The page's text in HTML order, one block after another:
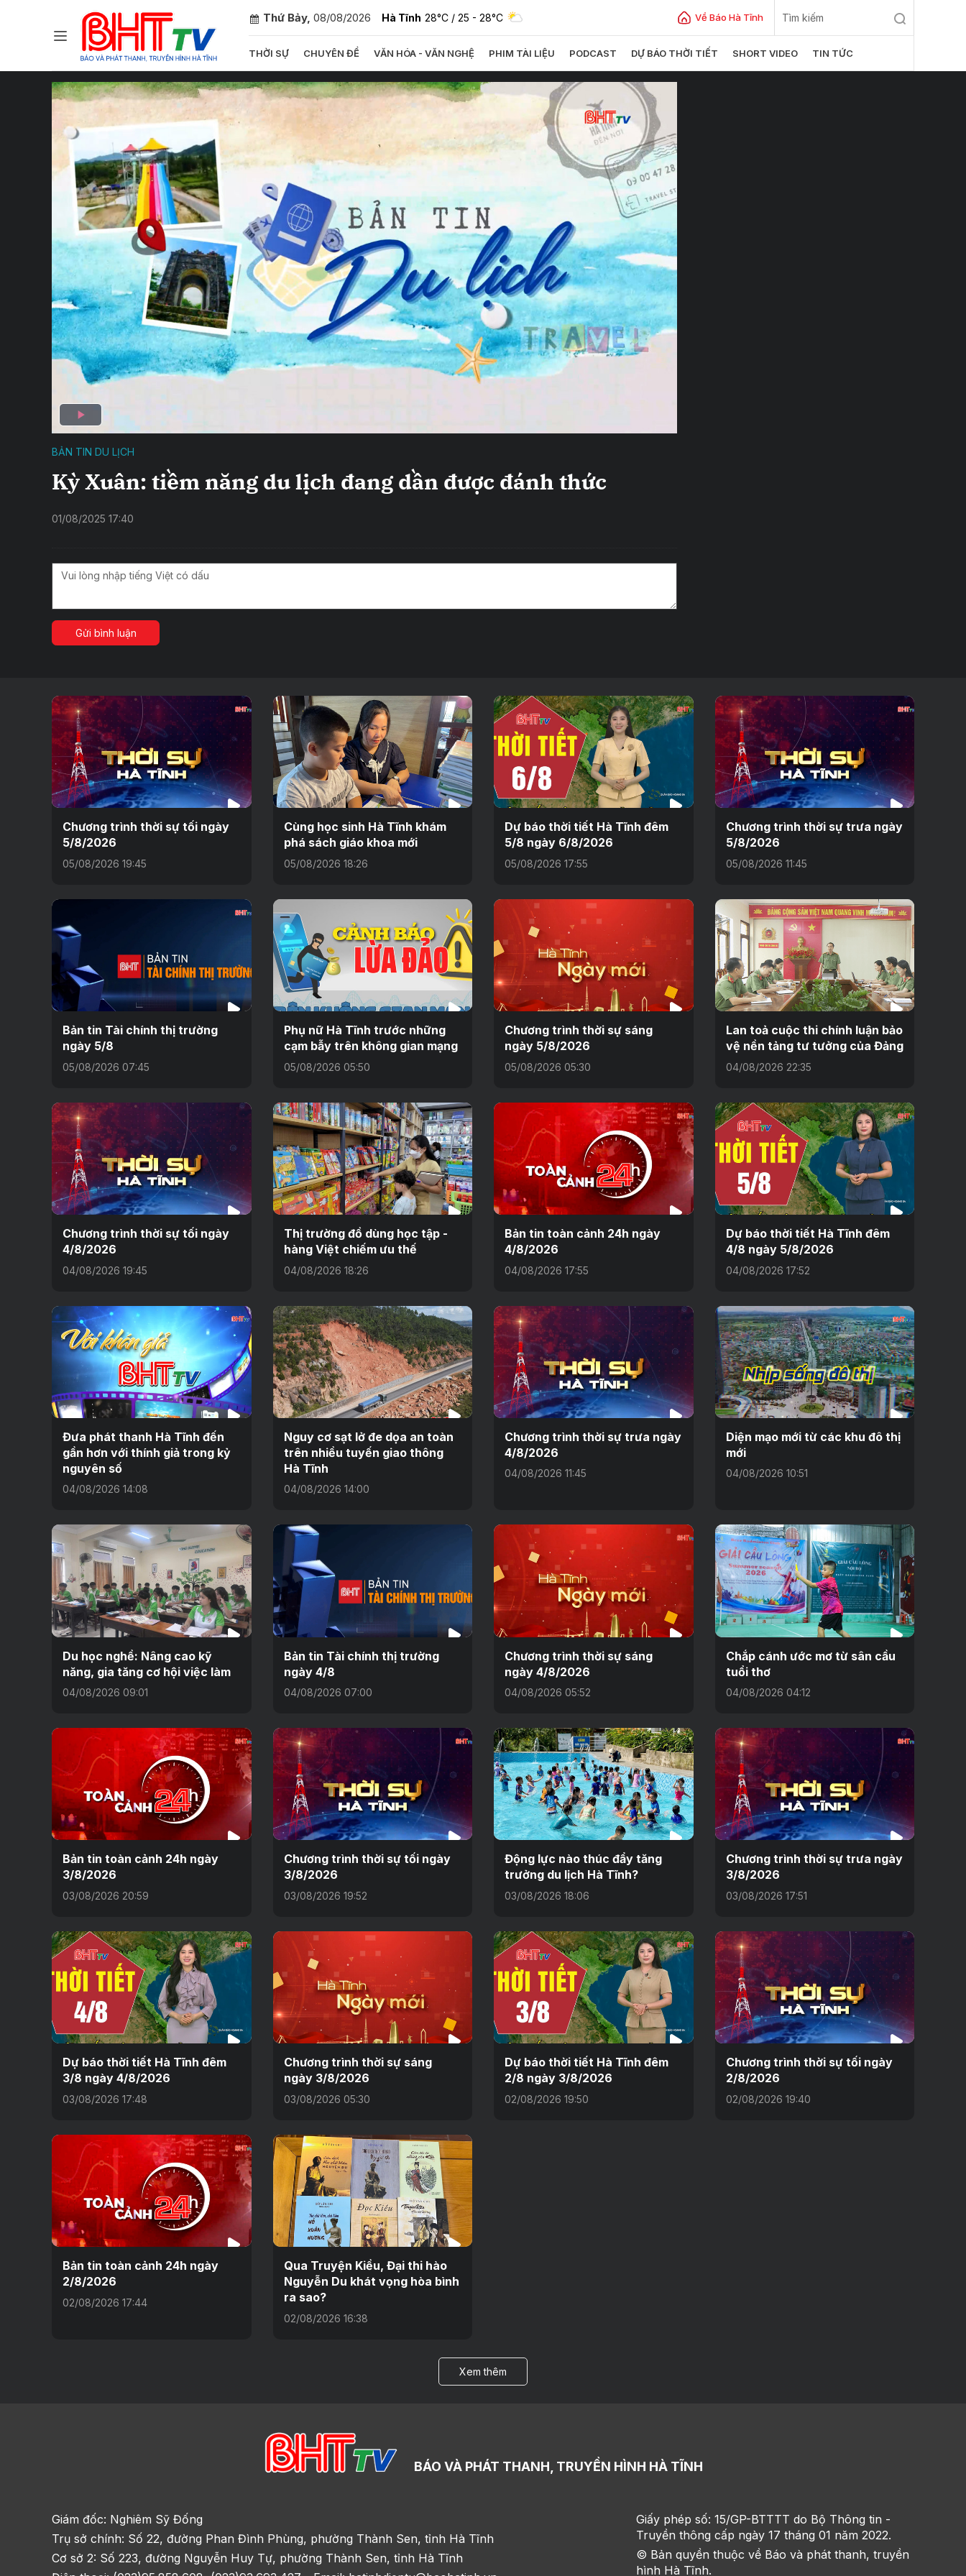
Thứ Bảy, 08/08/2026 Hà Tĩnh 28°C / 25 - 28°C Về Báo Hà Tĩnh
THỜI SỰ CHUYÊN ĐỀ VĂN HÓA - VĂN NGHỆ PHIM TÀI LIỆU PODCAST DỰ BÁO THỜI TIẾT SHORT VIDEO TIN TỨC
BẢN TIN DU LỊCH
Kỳ Xuân: tiềm năng du lịch đang dần được đánh thức
01/08/2025 17:40
Gửi bình luận
Chương trình thời sự tối ngày
5/8/2026
05/08/2026 19:45
Cùng học sinh Hà Tĩnh khám
phá sách giáo khoa mới
05/08/2026 18:26
Dự báo thời tiết Hà Tĩnh đêm
5/8 ngày 6/8/2026
05/08/2026 17:55
Chương trình thời sự trưa ngày
5/8/2026
05/08/2026 11:45
Bản tin Tài chính thị trường
ngày 5/8
05/08/2026 07:45
Phụ nữ Hà Tĩnh trước những
cạm bẫy trên không gian mạng
05/08/2026 05:50
Chương trình thời sự sáng
ngày 5/8/2026
05/08/2026 05:30
Lan toả cuộc thi chính luận bảo
vệ nền tảng tư tưởng của Đảng
04/08/2026 22:35
Chương trình thời sự tối ngày
4/8/2026
04/08/2026 19:45
Thị trường đồ dùng học tập -
hàng Việt chiếm ưu thế
04/08/2026 18:26
Bản tin toàn cảnh 24h ngày
4/8/2026
04/08/2026 17:55
Dự báo thời tiết Hà Tĩnh đêm
4/8 ngày 5/8/2026
04/08/2026 17:52
Đưa phát thanh Hà Tĩnh đến
gần hơn với thính giả trong kỷ
nguyên số
04/08/2026 14:08
Nguy cơ sạt lở đe dọa an toàn
trên nhiều tuyến giao thông
Hà Tĩnh
04/08/2026 14:00
Chương trình thời sự trưa ngày
4/8/2026
04/08/2026 11:45
Diện mạo mới từ các khu đô thị
mới
04/08/2026 10:51
Du học nghề: Nâng cao kỹ
năng, gia tăng cơ hội việc làm
04/08/2026 09:01
Bản tin Tài chính thị trường
ngày 4/8
04/08/2026 07:00
Chương trình thời sự sáng
ngày 4/8/2026
04/08/2026 05:52
Chắp cánh ước mơ từ sân cầu
tuổi thơ
04/08/2026 04:12
Bản tin toàn cảnh 24h ngày
3/8/2026
03/08/2026 20:59
Chương trình thời sự tối ngày
3/8/2026
03/08/2026 19:52
Động lực nào thúc đẩy tăng
trưởng du lịch Hà Tĩnh?
03/08/2026 18:06
Chương trình thời sự trưa ngày
3/8/2026
03/08/2026 17:51
Dự báo thời tiết Hà Tĩnh đêm
3/8 ngày 4/8/2026
03/08/2026 17:48
Chương trình thời sự sáng
ngày 3/8/2026
03/08/2026 05:30
Dự báo thời tiết Hà Tĩnh đêm
2/8 ngày 3/8/2026
02/08/2026 19:50
Chương trình thời sự tối ngày
2/8/2026
02/08/2026 19:40
Bản tin toàn cảnh 24h ngày
2/8/2026
02/08/2026 17:44
Qua Truyện Kiều, Đại thi hào
Nguyễn Du khát vọng hòa bình
ra sao?
02/08/2026 16:38
Xem thêm
BÁO VÀ PHÁT THANH, TRUYỀN HÌNH HÀ TĨNH
Giám đốc: Nghiêm Sỹ Đống
Trụ sở chính: Số 22, đường Phan Đình Phùng, phường Thành Sen, tỉnh Hà Tĩnh
Cơ sở 2: Số 223, đường Nguyễn Huy Tự, phường Thành Sen, tỉnh Hà Tĩnh
Giấy phép số: 15/GP-BTTTT do Bộ Thông tin -
Truyền thông cấp ngày 17 tháng 01 năm 2022.
© Bản quyền thuộc về Báo và phát thanh, truyền
hình Hà Tĩnh.